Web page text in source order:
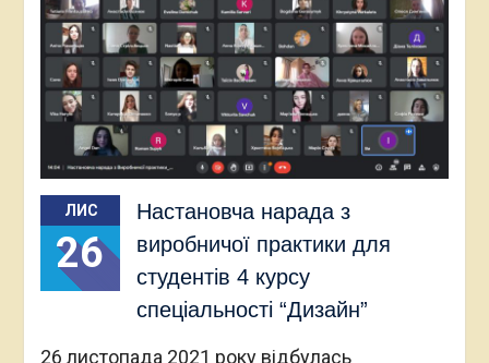
ЛИС
26
Настановча нарада з
виробничої практики для
студентів 4 курсу
спеціальності “Дизайн”
26 листопада 2021 року відбулась